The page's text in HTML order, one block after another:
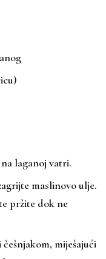
laganoj vatri.
maslinovo ulje.
pržite dok ne
miješajući